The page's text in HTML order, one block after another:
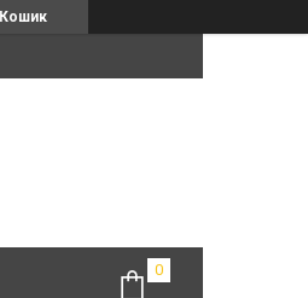
Кошик